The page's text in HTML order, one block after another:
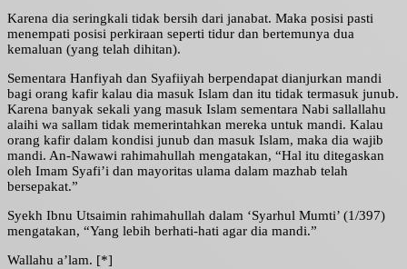
Karena dia seringkali tidak bersih dari janabat. Maka posisi pasti
menempati posisi perkiraan seperti tidur dan bertemunya dua
kemaluan (yang telah dihitan).
Sementara Hanfiyah dan Syafiiyah berpendapat dianjurkan mandi
bagi orang kafir kalau dia masuk Islam dan itu tidak termasuk junub.
Karena banyak sekali yang masuk Islam sementara Nabi sallallahu
alaihi wa sallam tidak memerintahkan mereka untuk mandi. Kalau
orang kafir dalam kondisi junub dan masuk Islam, maka dia wajib
mandi. An-Nawawi rahimahullah mengatakan, “Hal itu ditegaskan
oleh Imam Syafi’i dan mayoritas ulama dalam mazhab telah
bersepakat.”
Syekh Ibnu Utsaimin rahimahullah dalam ‘Syarhul Mumti’ (1/397)
mengatakan, “Yang lebih berhati-hati agar dia mandi.”
Wallahu a’lam. [*]